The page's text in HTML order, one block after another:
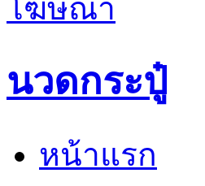
นวดกระปู๋
หน้าแรก